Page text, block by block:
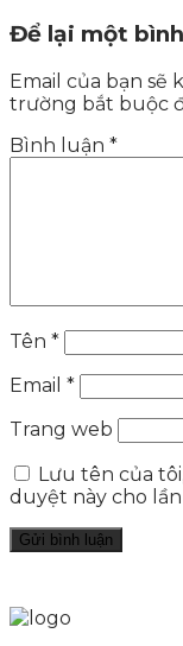
Để lại một
Email của bạn sẽ
trường bắt buộc
Bình luận *
Tên *
Email *
Trang web
Lưu tên của
duyệt này cho